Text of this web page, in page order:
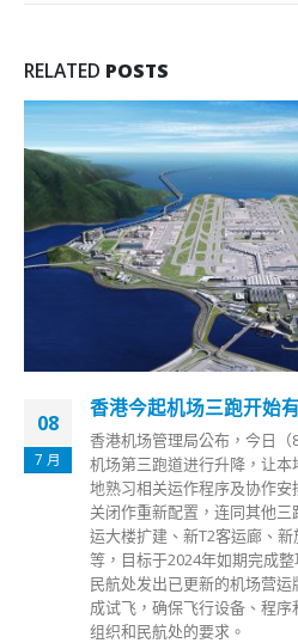
RELATED POSTS
08
7 月
香港今起机场三跑开始
香港机场管理局公布，今日
机场第三跑道进行升降，让
地熟习相关运作程序及协作
关闭作重新配置，连同其他
运大楼扩建、新T2客运廊、
等，目标于2024年如期完成
民航处发出已更新的机场营
成试飞，确保飞行设备、程
组织和民航处的要求。